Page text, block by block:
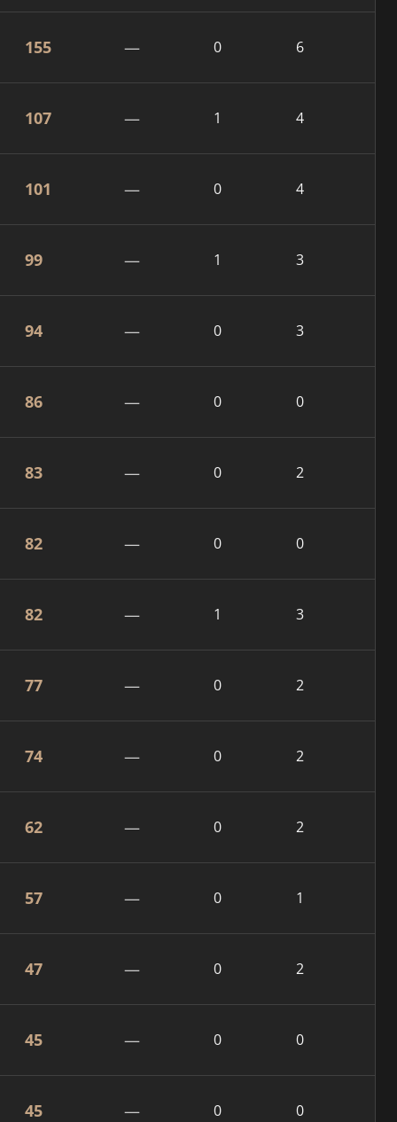
155 — 0 6
107 — 1 4
101 — 0 4
99 — 1 3
94 — 0 3
86 — 0 0
83 — 0 2
82 — 0 0
82 — 1 3
77 — 0 2
74 — 0 2
62 — 0 2
57 — 0 1
47 — 0 2
45 — 0 0
45 — 0 0